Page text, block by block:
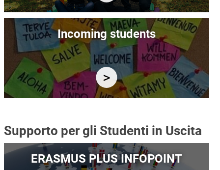
Immagine
Incoming students
Supporto per gli Studenti in Uscita
Immagine
ERASMUS PLUS INFOPOINT